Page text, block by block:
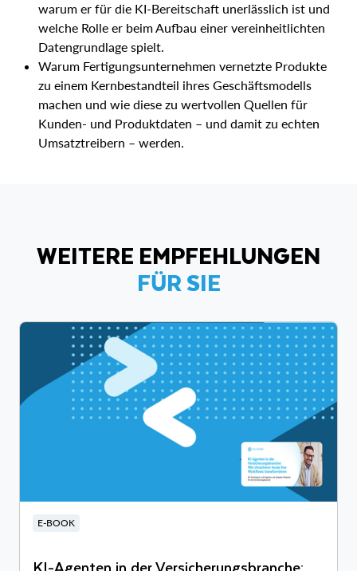
warum er für die KI-Bereitschaft unerlässlich ist und
welche Rolle er beim Aufbau einer vereinheitlichten
Datengrundlage spielt.
Warum Fertigungsunternehmen vernetzte Produkte
zu einem Kernbestandteil ihres Geschäftsmodells
machen und wie diese zu wertvollen Quellen für
Kunden- und Produktdaten – und damit zu echten
Umsatztreibern – werden.
WEITERE EMPFEHLUNGEN
FÜR SIE
E-BOOK
KI-Agenten in der Versicherungsbranche: